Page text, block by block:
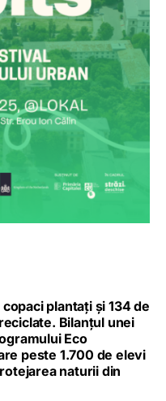
plantați și 134 de
Bilanțul unei
Eco
peste 1.700 de elevi
naturii din